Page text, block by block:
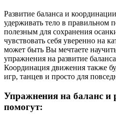
Развитие баланса и
удерживать тело в правильном
полезным для сохранения
чувствовать себя уверенно на
может быть Вы мечтаете
упражнения на развитие
Координация движения также
игр, танцев и просто для
Упражнения на баланс и
помогут: